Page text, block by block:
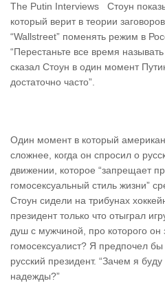
The Putin Interviews Стоун
который верит в теории
“Wallstreet” поменять режим в
“Перестаньте все время
сказал Стоун в один момент
достаточно часто”.
Один момент в который
сложнее, когда он спросил о
движении, которое “запрещает
гомосексуальный стиль жизни”
Стоун сидели на трибунах
президент только что отыграл
душ с мужчиной, про которого он
гомосексуалист? Я предпочел
русский президент. “Зачем я
надежды?”